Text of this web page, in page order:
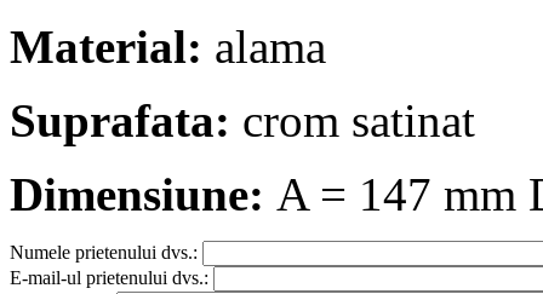
Material: alama
Suprafata: crom satinat
Dimensiune: A = 147 mm
Numele prietenului dvs.:
E-mail-ul prietenului dvs.: